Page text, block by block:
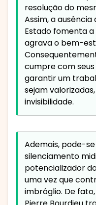
resolução do
Assim, a
Estado fomenta
agrava o bem-
cumpre com
garantir um
sejam
invisibilidade.
Ademais, pode-
silenciamento
potencializador
uma vez que
imbróglio. De